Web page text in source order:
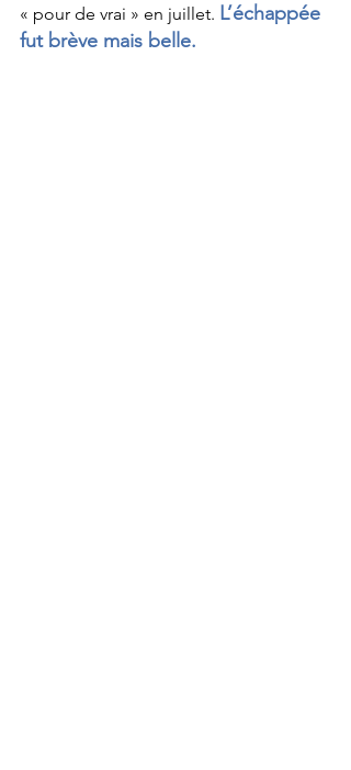
« pour de vrai » en juillet. L’échappée
fut brève mais belle.